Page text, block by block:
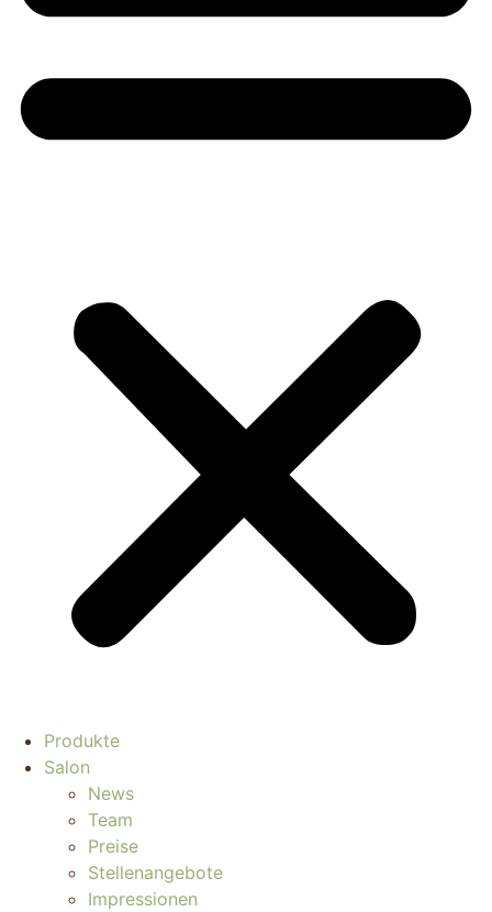
Produkte
Salon
News
Team
Preise
Stellenangebote
Impressionen